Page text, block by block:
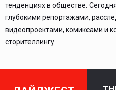
тенденциях в обществе.
глубокими репортажами,
видеопроектами, комиксами и
сторителлингу.